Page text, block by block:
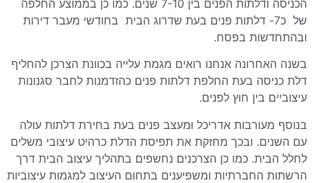
הכניסה ודלתות הפנים בין 7-10 שנים. כמו כן בממוצע החלפה
של כ7- דלתות פנים בעת שדרוג הבית בחודשי מעבר דירות
ובהתחדשות בפסח.
בשנה האחרונה אנחנו רואים מגמת עלייה בכוונת הצרכן להחליף
דלת כניסה בעת החלפת דלתות פנים כהזדמנות לחבר סגנונות
עיצוביים בין חוץ לפנים.
בנוסף מעורבות אדריכל ומעצב פנים בעת בחירת דלתות עולה
עם השנים. ובכך מחזקת את תפיסת הדלת כרהיט עיצובי משלים
לחלל הבית. כמו כן הצרכנים נחשפים בתהליך עיצוב הבית דרך
הרשתות החברתיות ומשפיענים בתחום העיצוב למגמות עיצוביות